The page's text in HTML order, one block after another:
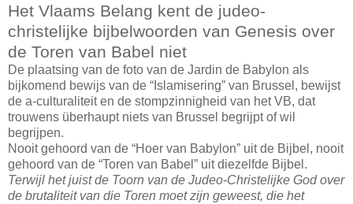
Het Vlaams Belang kent de judeo-
christelijke bijbelwoorden van Genesis over
de Toren van Babel niet
De plaatsing van de foto van de Jardin de Babylon als
bijkomend bewijs van de “Islamisering” van Brussel, bewijst
de a-culturaliteit en de stompzinnigheid van het VB, dat
trouwens überhaupt niets van Brussel begrijpt of wil
begrijpen.
Nooit gehoord van de “Hoer van Babylon” uit de Bijbel, nooit
gehoord van de “Toren van Babel” uit diezelfde Bijbel.
Terwijl het juist de Toorn van de Judeo-Christelijke God over
de brutaliteit van die Toren moet zijn geweest, die het